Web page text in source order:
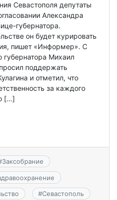
Севастополя депутаты
Александра
губернатора.
он будет курировать
пишет «Информер». С
Михаил
поддержать
и отметил, что
за каждого
[…]
Заксобрание
#Севастополь